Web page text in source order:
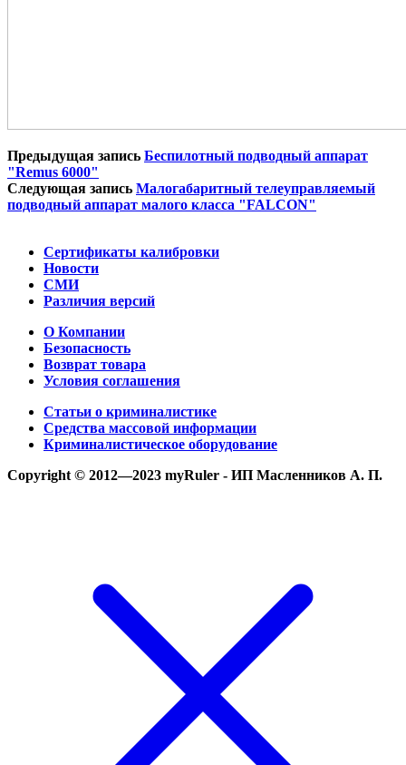
Предыдущая запись Беспилотный подводный аппарат
"Remus 6000"
Следующая запись Малогабаритный телеуправляемый
подводный аппарат малого класса "FALСON"
Сертификаты калибровки
Новости
СМИ
Различия версий
О Компании
Безопасность
Возврат товара
Условия соглашения
Статьи о криминалистике
Средства массовой информации
Криминалистическое оборудование
Copyright © 2012—2023 myRuler - ИП Масленников А. П.